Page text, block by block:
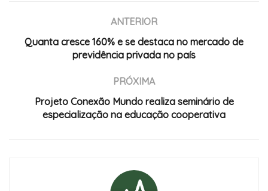
ANTERIOR
Quanta cresce 160% e se destaca no mercado de
previdência privada no país
PRÓXIMA
Projeto Conexão Mundo realiza seminário de
especialização na educação cooperativa